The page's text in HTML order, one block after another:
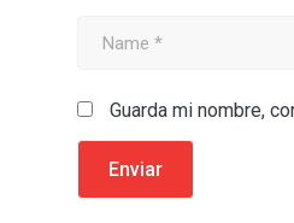
Guarda mi nombre,